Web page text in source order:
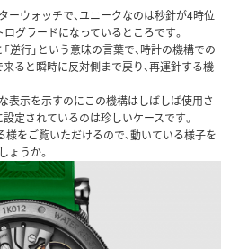
ーウォッチで、ユニークなのは秒針が4時位
グラードになっているところです。
逆行」という意味の言葉で、時計の機構での
ると瞬時に反対側まで戻り、再運針する機
表示を示すのにこの機構はしばしば使用さ
定されているのは珍しいケースです。
をご覧いただけるので、動いている様子を
ょうか。